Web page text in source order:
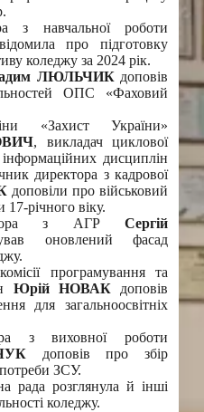
з навчальної роботи
про підготовку
коледжу за 2024 рік.
ЛЮЛЬЧИКдоповів
ОПС «Фаховий
«Захист України»
, викладач циклової
дисциплін
директора з кадрової
доповіли про військовий
17-річного віку.
з АГР Сергій
оновлений фасад
програмування та
Юрій НОВАКдоповів
для загальноосвітніх
з виховної роботи
доповів про збір
ЗСУ.
рада розглянула й інші
коледжу.